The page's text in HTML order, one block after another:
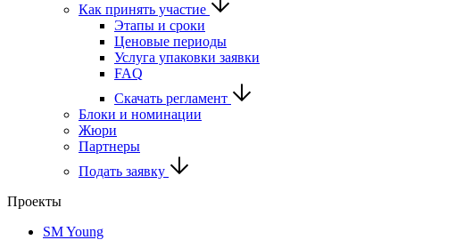
Как принять участие
Этапы и сроки
Ценовые периоды
Услуга упаковки заявки
FAQ
Скачать регламент
Блоки и номинации
Жюри
Партнеры
Подать заявку
Проекты
SM Young